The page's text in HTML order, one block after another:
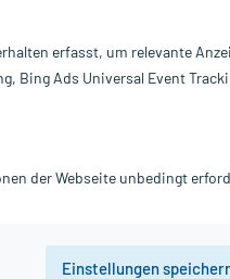
Inhalt:
PZN:
erfasst, um relevante
Bing Ads Universal Event
der Webseite unbedingt
Einstellungen